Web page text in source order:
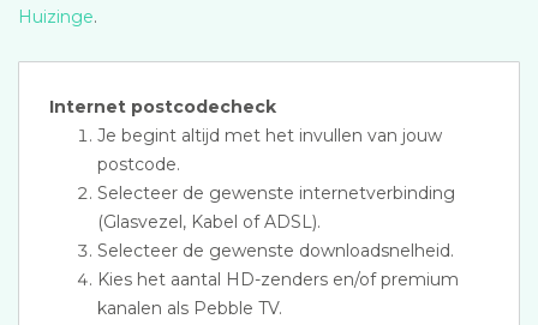
Huizinge.
Internet postcodecheck
Je begint altijd met het invullen van jouw
postcode.
Selecteer de gewenste internetverbinding
(Glasvezel, Kabel of ADSL).
Selecteer de gewenste downloadsnelheid.
Kies het aantal HD-zenders en/of premium
kanalen als Pebble TV.